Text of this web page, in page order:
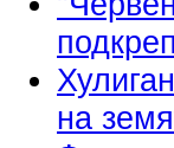
на